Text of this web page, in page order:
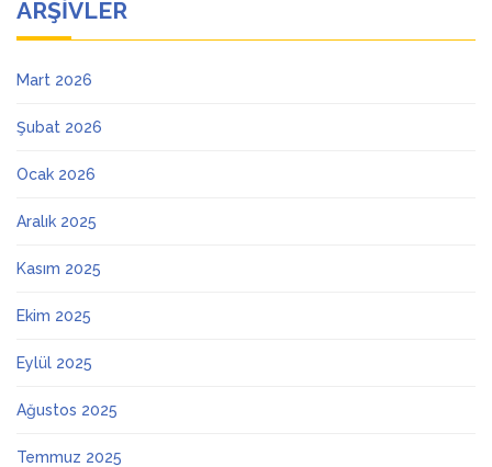
ARŞIVLER
Mart 2026
Şubat 2026
Ocak 2026
Aralık 2025
Kasım 2025
Ekim 2025
Eylül 2025
Ağustos 2025
Temmuz 2025